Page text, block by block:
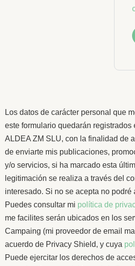
Los datos de carácter personal que
este formulario quedarán registrados
ALDEA ZM SLU, con la finalidad de
de enviarte mis publicaciones,
y/o servicios, si ha marcado esta
legitimación se realiza a través del
interesado. Si no se acepta no podré
Puedes consultar mi política de
me facilites serán ubicados en los
Campaing (mi proveedor de email
acuerdo de Privacy Shield, y cuya
Puede ejercitar los derechos de